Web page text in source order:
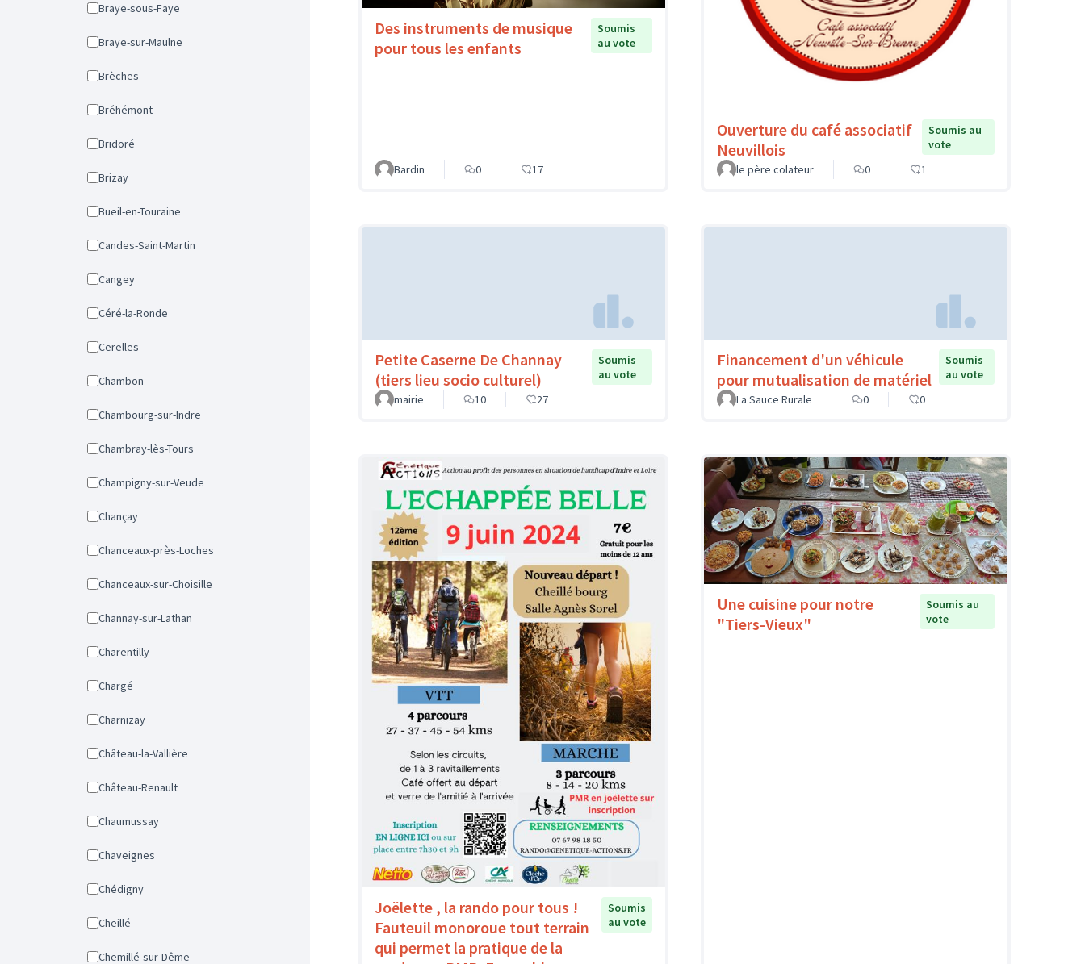
Braye-sous-Faye
Braye-sur-Maulne
Brèches
Bréhémont
Bridoré
Brizay
Bueil-en-Touraine
Candes-Saint-Martin
Cangey
Céré-la-Ronde
Cerelles
Chambon
Chambourg-sur-Indre
Chambray-lès-Tours
Champigny-sur-Veude
Chançay
Chanceaux-près-Loches
Chanceaux-sur-Choisille
Channay-sur-Lathan
Charentilly
Chargé
Charnizay
Château-la-Vallière
Château-Renault
Chaumussay
Chaveignes
Chédigny
Cheillé
Chemillé-sur-Dême
Des instruments de musique
pour tous les enfants
Soumis
au vote
Bardin 0 17
Ouverture du café associatif
Neuvillois
Soumis au
vote
le père colateur
0 1
Petite Caserne De Channay
(tiers lieu socio culturel)
Soumis
au vote
mairie
10 27
Financement d'un véhicule
pour mutualisation de matériel
Soumis
au vote
La Sauce Rurale
0 0
Joëlette , la rando pour tous !
Fauteuil monoroue tout terrain
qui permet la pratique de la
Soumis
au vote
Une cuisine pour notre
"Tiers-Vieux"
Soumis au
vote